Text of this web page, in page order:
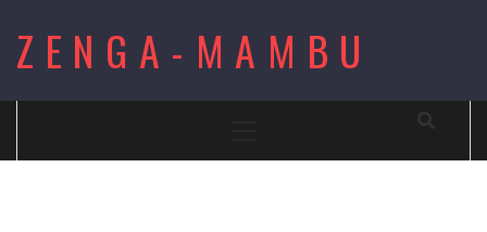
content
ZENGA-MAMBU